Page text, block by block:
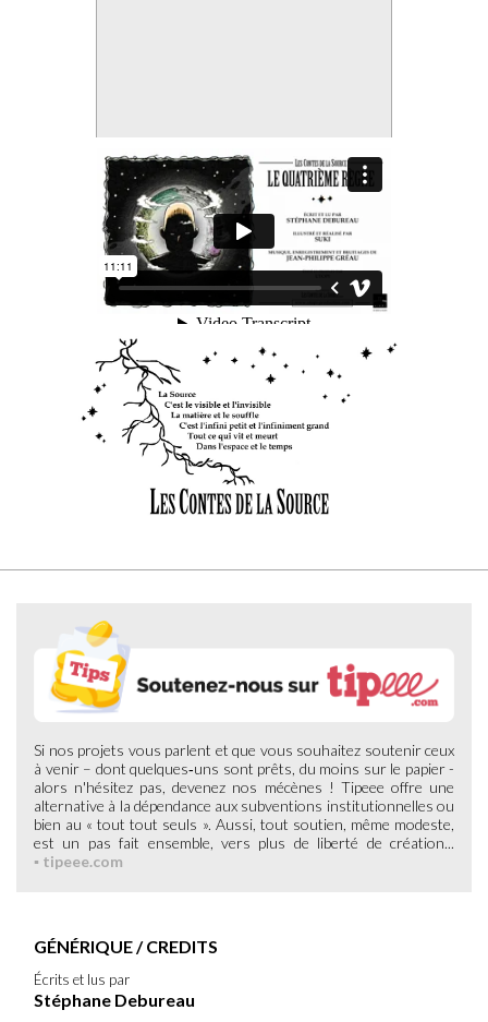
Si nos projets vous parlent et que vous souhaitez soutenir ceux
à venir – dont quelques‑uns sont prêts, du moins sur le papier -
alors n'hésitez pas, devenez nos mécènes ! Tipeee offre une
alternative à la dépendance aux subventions institutionnelles ou
bien au « tout tout seuls ». Aussi, tout soutien, même modeste,
est un pas fait ensemble, vers plus de liberté de création...
▪ tipeee.com
GÉNÉRIQUE / CREDITS
Écrits et lus par
Stéphane Debureau